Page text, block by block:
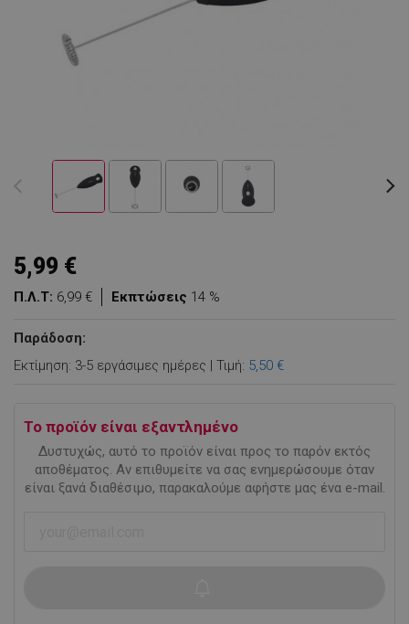
Εκπτώσεις 14 %
Π.Λ.Τ: 6,99 €
5,99 €
Παράδοση:
Εκτίμηση: 3-5 εργάσιμες ημέρες | Τιμή: 5,50 €
Το προϊόν είναι εξαντλημένο
Δυστυχώς, αυτό το προϊόν είναι προς το παρόν εκτός
αποθέματος. Αν επιθυμείτε να σας ενημερώσουμε όταν
είναι ξανά διαθέσιμο, παρακαλούμε αφήστε μας ένα e-mail.